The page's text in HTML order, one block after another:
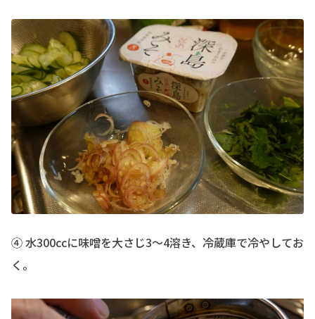
④ 水300ccに味噌を大さじ3〜4溶き、冷蔵庫で冷やしてお
く。